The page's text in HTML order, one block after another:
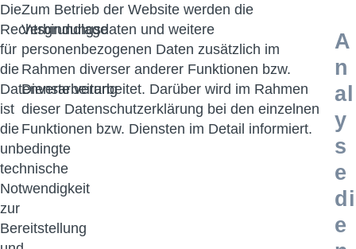
Die
Rechtsgrundlage
für
die
Datenverarbeitung
ist
die
unbedingte
technische
Notwendigkeit
zur
Bereitstellung
Zum Betrieb der Website werden die
Verbindungsdaten und weitere
personenbezogenen Daten zusätzlich im
Rahmen diverser anderer Funktionen bzw.
Dienste verarbeitet. Darüber wird im Rahmen
dieser Datenschutzerklärung bei den einzelnen
Funktionen bzw. Diensten im Detail informiert.
A
n
al
y
s
e
di
e